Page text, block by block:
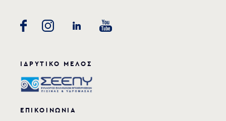
ΙΔΡΥΤΙΚΟ ΜΕΛΟΣ
ΕΠΙΚΟΙΝΩΝΙΑ